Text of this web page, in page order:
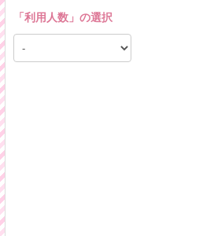
「 利用人数 」の選択